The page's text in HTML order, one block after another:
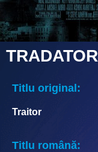
TRADATOR
Titlu original:
Traitor
Titlu română: